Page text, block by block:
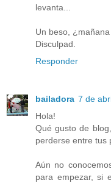
levanta...
Un beso,
Disculpad.
Responder
bailadora 7 de
Hola!
Qué gusto de
perderse entre tus
Aún no
para empezar, si